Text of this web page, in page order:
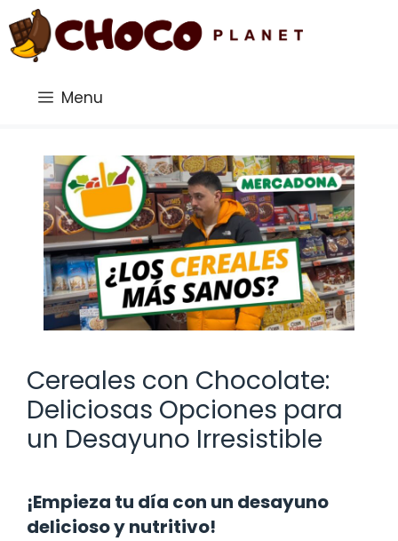
Saltar
al
contenido
Menu
Cereales con Chocolate:
Deliciosas Opciones para
un Desayuno Irresistible
¡Empieza tu día con un desayuno
delicioso y nutritivo!